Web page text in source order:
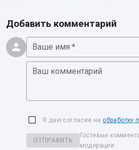
Добавить комментарий
Ваше имя *
Ваш комментарий
Я даю согласие на обработку
ОТПРАВИТЬ
Гостевые
модерации